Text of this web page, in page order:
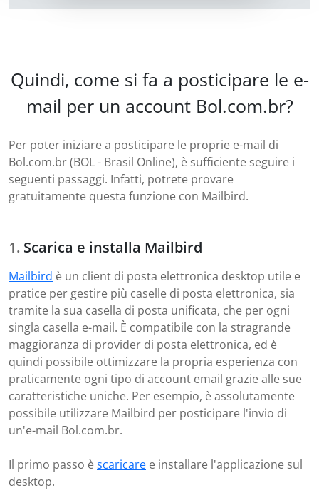
Quindi, come si fa a posticipare le e-
mail per un account Bol.com.br?
Per poter iniziare a posticipare le proprie e-mail di
Bol.com.br (BOL - Brasil Online), è sufficiente seguire i
seguenti passaggi. Infatti, potrete provare
gratuitamente questa funzione con Mailbird.
Scarica e installa Mailbird
Mailbird è un client di posta elettronica desktop utile e
pratice per gestire più caselle di posta elettronica, sia
tramite la sua casella di posta unificata, che per ogni
singla casella e-mail. È compatibile con la stragrande
maggioranza di provider di posta elettronica, ed è
quindi possibile ottimizzare la propria esperienza con
praticamente ogni tipo di account email grazie alle sue
caratteristiche uniche. Per esempio, è assolutamente
possibile utilizzare Mailbird per posticipare l'invio di
un'e-mail Bol.com.br.
Il primo passo èscaricare e installare l'applicazione sul
desktop.